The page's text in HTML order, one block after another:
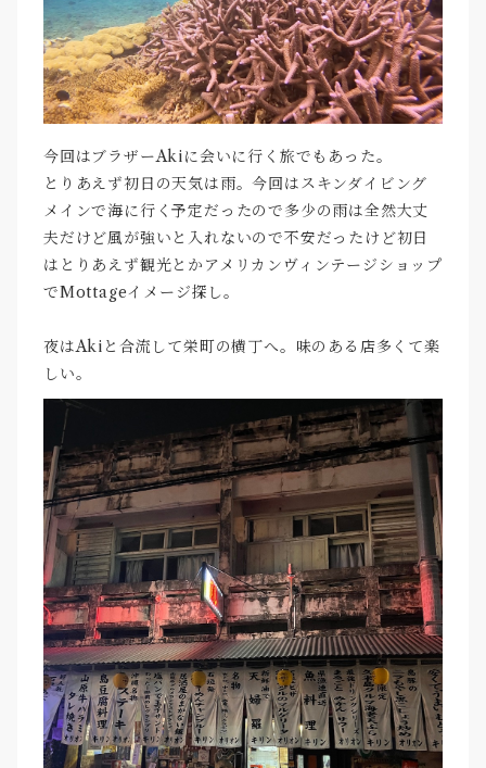
今回はブラザーAkiに会いに行く旅でもあった。
とりあえず初日の天気は雨。今回はスキンダイビング
メインで海に行く予定だったので多少の雨は全然大丈
夫だけど風が強いと入れないので不安だったけど初日
はとりあえず観光とかアメリカンヴィンテージショップ
でMottageイメージ探し。
夜はAkiと合流して栄町の横丁へ。味のある店多くて楽
しい。